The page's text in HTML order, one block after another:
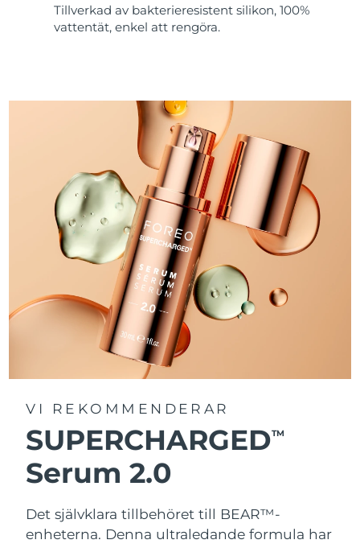
Tillverkad av bakterieresistent silikon, 100%
vattentät, enkel att rengöra.
VI REKOMMENDERAR
SUPERCHARGEDTM
Serum 2.0
Det självklara tillbehöret till BEAR™-
enheterna. Denna ultraledande formula har